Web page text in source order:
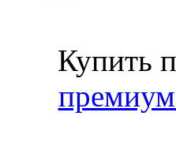
Купить
премиум